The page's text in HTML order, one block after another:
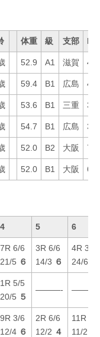
体重 級 支部 Mo
52.9 A1 滋賀 49
59.4 B1 広島 46
53.6 B1 三重 36
54.7 B1 広島 33
52.0 B2 大阪 70
52.0 B1 大阪 60
4 5 6
7R 6/6
21/5 ６
3R 6/6
14/3 ６
4R 3/3
24/6
1R 5/5
20/5 ５
———- ———-
9R 3/6
12/4 ６
2R 6/6
12/2 ４
11R 3/3
11/2